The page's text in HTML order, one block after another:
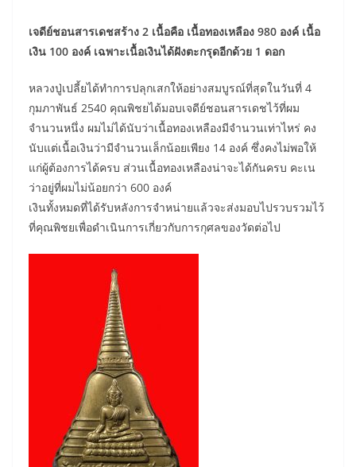
เจดีย์ชอนสารเดชสร้าง 2 เนื้อคือ เนื้อทองเหลือง 980 องค์ เนื้อ
เงิน 100 องค์ เฉพาะเนื้อเงินได้ฝังตะกรุดอีกด้วย 1 ดอก
หลวงปู่เปลี้ยได้ทำการปลุกเสกให้อย่างสมบูรณ์ที่สุดในวันที่ 4
กุมภาพันธ์ 2540 คุณพิชยได้มอบเจดีย์ชอนสารเดชไว้ที่ผม
จำนวนหนึ่ง ผมไม่ได้นับว่าเนื้อทองเหลืองมีจำนวนเท่าไหร่ คง
นับแต่เนื้อเงินว่ามีจำนวนเล็กน้อยเพียง 14 องค์ ซึ่งคงไม่พอให้
แก่ผู้ต้องการได้ครบ ส่วนเนื้อทองเหลืองน่าจะได้กันครบ คะเน
ว่าอยู่ที่ผมไม่น้อยกว่า 600 องค์
เงินทั้งหมดที่ได้รับหลังการจำหน่ายแล้วจะส่งมอบไปรวบรวมไว้
ที่คุณพิชยเพื่อดำเนินการเกี่ยวกับการกุศลของวัดต่อไป